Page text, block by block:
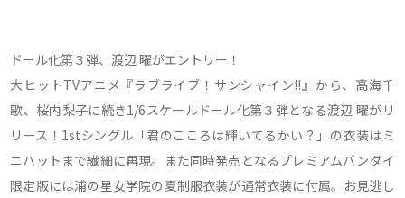
ドール化第３弾、渡辺 曜がエントリー！
大ヒットTVアニメ『ラブライブ！サンシャイン!!』から、高海千
歌、桜内梨子に続き1/6スケールドール化第３弾となる渡辺 曜がリ
リース！1stシングル「君のこころは輝いてるかい？」の衣装はミ
ニハットまで繊細に再現。また同時発売となるプレミアムバンダイ
限定版には浦の星女学院の夏制服衣装が通常衣装に付属。お見逃し